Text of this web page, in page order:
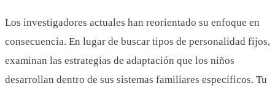
Los investigadores actuales han reorientado su enfoque en
consecuencia. En lugar de buscar tipos de personalidad fijos,
examinan las estrategias de adaptación que los niños
desarrollan dentro de sus sistemas familiares específicos. Tu